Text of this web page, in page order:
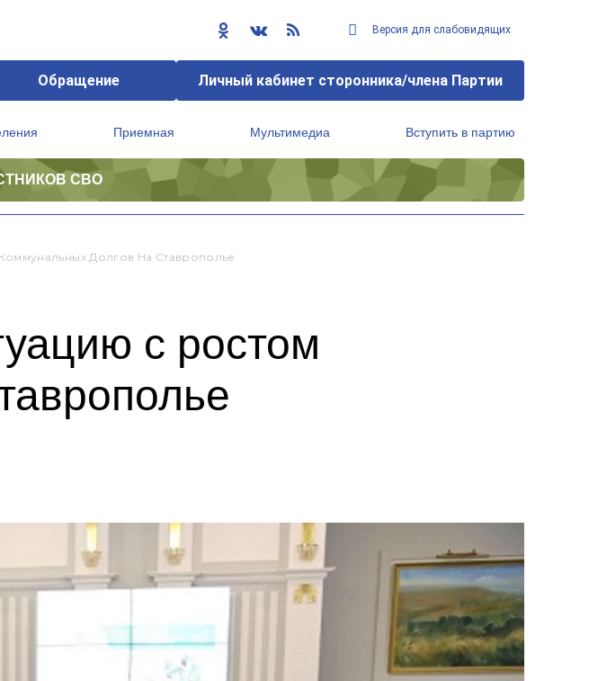
Версия для слабовидящих
Обращение Личный кабинет сторонника/члена Партии
Приемная Мультимедиа Вступить в партию
СВО
Долгов На Ставрополье
с ростом